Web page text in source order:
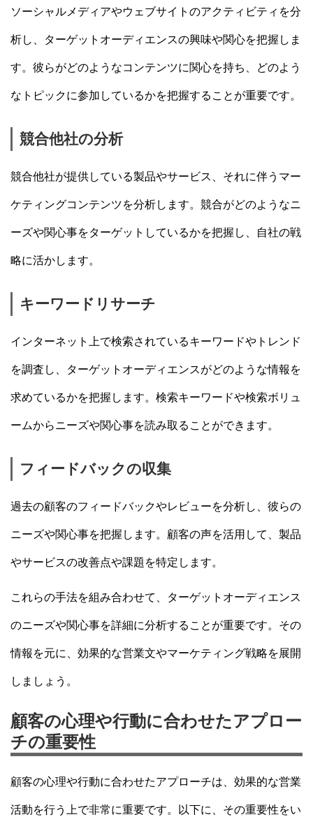
ソーシャルメディアやウェブサイトのアクティビティを分
析し、ターゲットオーディエンスの興味や関心を把握しま
す。彼らがどのようなコンテンツに関心を持ち、どのよう
なトピックに参加しているかを把握することが重要です。
競合他社の分析
競合他社が提供している製品やサービス、それに伴うマー
ケティングコンテンツを分析します。競合がどのようなニ
ーズや関心事をターゲットしているかを把握し、自社の戦
略に活かします。
キーワードリサーチ
インターネット上で検索されているキーワードやトレンド
を調査し、ターゲットオーディエンスがどのような情報を
求めているかを把握します。検索キーワードや検索ボリュ
ームからニーズや関心事を読み取ることができます。
フィードバックの収集
過去の顧客のフィードバックやレビューを分析し、彼らの
ニーズや関心事を把握します。顧客の声を活用して、製品
やサービスの改善点や課題を特定します。
これらの手法を組み合わせて、ターゲットオーディエンス
のニーズや関心事を詳細に分析することが重要です。その
情報を元に、効果的な営業文やマーケティング戦略を展開
しましょう。
顧客の心理や行動に合わせたアプロー
チの重要性
顧客の心理や行動に合わせたアプローチは、効果的な営業
活動を行う上で非常に重要です。以下に、その重要性をい